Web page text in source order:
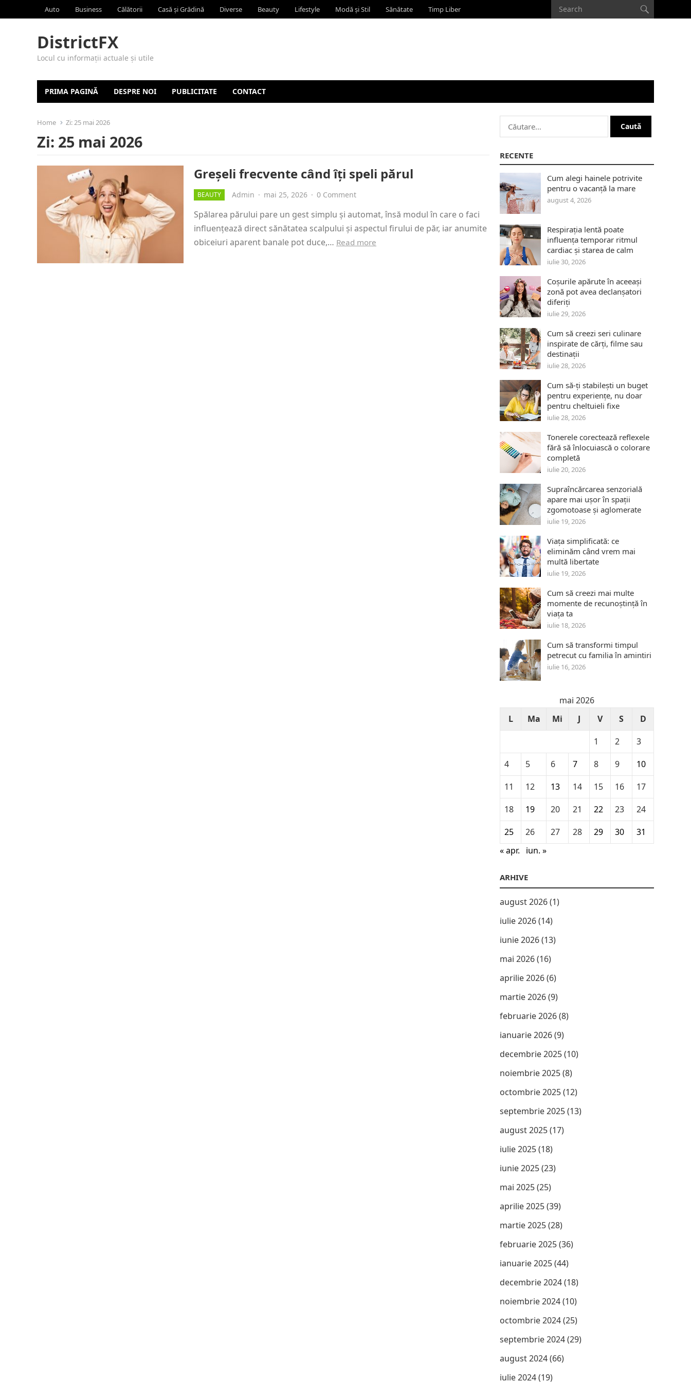
Auto Business Călătorii Casă și Grădină Diverse Beauty Lifestyle Modă și Stil Sănătate Timp Liber
DistrictFX
Locul cu informații actuale și utile
PRIMA PAGINĂ DESPRE NOI PUBLICITATE CONTACT
Home Zi:25 mai 2026
Zi: 25 mai 2026
Greșeli frecvente când îți speli părul
BEAUTY Admin · mai 25, 2026 · 0 Comment
Spălarea părului pare un gest simplu și automat, însă modul în care o faci
influențează direct sănătatea scalpului și aspectul firului de păr, iar anumite
obiceiuri aparent banale pot duce,… Read more
Caută
după:
RECENTE
Cum alegi hainele potrivite
pentru o vacanță la mare
august 4, 2026
Respirația lentă poate
influența temporar ritmul
cardiac și starea de calm
iulie 30, 2026
Coșurile apărute în aceeași
zonă pot avea declanșatori
diferiți
iulie 29, 2026
Cum să creezi seri culinare
inspirate de cărți, filme sau
destinații
iulie 28, 2026
Cum să-ți stabilești un buget
pentru experiențe, nu doar
pentru cheltuieli fixe
iulie 28, 2026
Tonerele corectează reflexele
fără să înlocuiască o colorare
completă
iulie 20, 2026
Supraîncărcarea senzorială
apare mai ușor în spații
zgomotoase și aglomerate
iulie 19, 2026
Viața simplificată: ce
eliminăm când vrem mai
multă libertate
iulie 19, 2026
Cum să creezi mai multe
momente de recunoștință în
viața ta
iulie 18, 2026
Cum să transformi timpul
petrecut cu familia în amintiri
iulie 16, 2026
mai 2026
L
Ma Mi J V S
D
1
2
3
4
5 6 7 8 9
10
11
12 13 14 15 16
17
18
19 20 21 22 23
24
25
26 27 28 29 30
31
« apr.
iun. »
ARHIVE
august 2026(1)
iulie 2026(14)
iunie 2026(13)
mai 2026(16)
aprilie 2026(6)
martie 2026(9)
februarie 2026(8)
ianuarie 2026(9)
decembrie 2025(10)
noiembrie 2025(8)
octombrie 2025(12)
septembrie 2025(13)
august 2025(17)
iulie 2025(18)
iunie 2025(23)
mai 2025(25)
aprilie 2025(39)
martie 2025(28)
februarie 2025(36)
ianuarie 2025(44)
decembrie 2024(18)
noiembrie 2024(10)
octombrie 2024(25)
septembrie 2024(29)
august 2024(66)
iulie 2024(19)